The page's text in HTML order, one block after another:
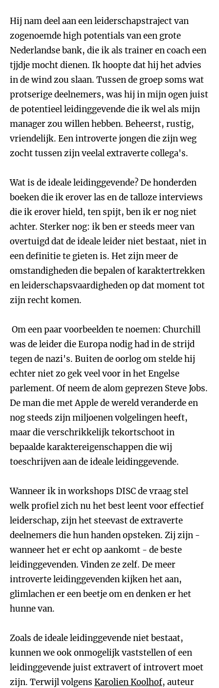
Hij nam deel aan een leiderschapstraject van
zogenoemde high potentials van een grote
Nederlandse bank, die ik als trainer en coach een
tjjdje mocht dienen. Ik hoopte dat hij het advies
in de wind zou slaan. Tussen de groep soms wat
protserige deelnemers, was hij in mijn ogen juist
de potentieel leidinggevende die ik wel als mijn
manager zou willen hebben. Beheerst, rustig,
vriendelijk. Een introverte jongen die zijn weg
zocht tussen zijn veelal extraverte collega's.
Wat is de ideale leidinggevende? De honderden
boeken die ik erover las en de talloze interviews
die ik erover hield, ten spijt, ben ik er nog niet
achter. Sterker nog: ik ben er steeds meer van
overtuigd dat de ideale leider niet bestaat, niet in
een definitie te gieten is. Het zijn meer de
omstandigheden die bepalen of karaktertrekken
en leiderschapsvaardigheden op dat moment tot
zijn recht komen.
Om een paar voorbeelden te noemen: Churchill
was de leider die Europa nodig had in de strijd
tegen de nazi's. Buiten de oorlog om stelde hij
echter niet zo gek veel voor in het Engelse
parlement. Of neem de alom geprezen Steve Jobs.
De man die met Apple de wereld veranderde en
nog steeds zijn miljoenen volgelingen heeft,
maar die verschrikkelijk tekortschoot in
bepaalde karaktereigenschappen die wij
toeschrijven aan de ideale leidinggevende.
Wanneer ik in workshops DISC de vraag stel
welk profiel zich nu het best leent voor effectief
leiderschap, zijn het steevast de extraverte
deelnemers die hun handen opsteken. Zij zijn -
wanneer het er echt op aankomt - de beste
leidinggevenden. Vinden ze zelf. De meer
introverte leidinggevenden kijken het aan,
glimlachen er een beetje om en denken er het
hunne van.
Zoals de ideale leidinggevende niet bestaat,
kunnen we ook onmogelijk vaststellen of een
leidinggevende juist extravert of introvert moet
zijn. Terwijl volgens Karolien Koolhof, auteur